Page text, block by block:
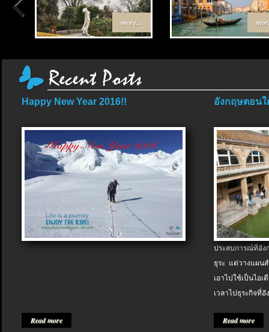
more...
Happy New Year 2016!!
Read more
อังกฤษตอนใ
ประสบการณ์ที่อัง
ธุระ แต่วางแผน
เอาไปใช้เป็นไอ
เวลาไปธุระกิจที่อั
Read more